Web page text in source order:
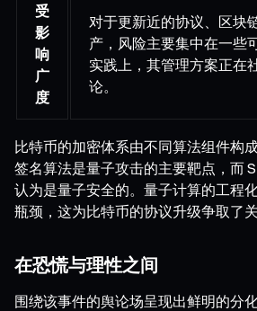
受
影
响
广
度
对于更新近的协议、区块
产，风险主要集中在一些
实践上，其管理方案正在
论。
比特币的加密体系由不同算法组件构
签名算法是量子攻击的主要靶点，而
认为是量子安全的。量子计算的工程
瓶颈，这为比特币的协议升级争取了
在恐慌与理性之间
围绕该事件的舆论场呈现出鲜明的分化